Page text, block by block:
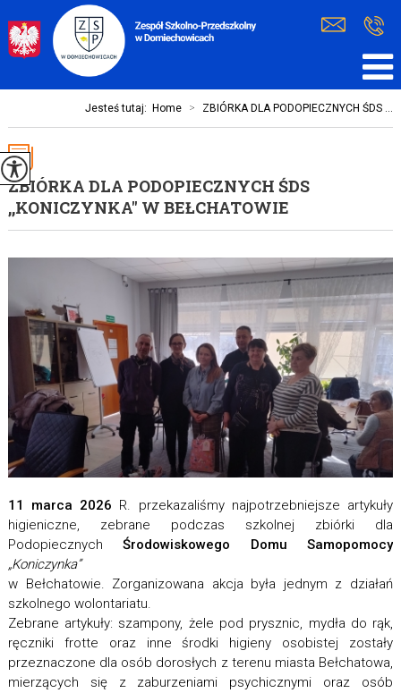
Jesteś tutaj: Home > ZBIÓRKA DLA PODOPIECZNYCH ŚDS ...
ZBIÓRKA DLA PODOPIECZNYCH ŚDS
,,KONICZYNKA'' W BEŁCHATOWIE
11 marca 2026 R. przekazaliśmy najpotrzebniejsze artykuły
higieniczne, zebrane podczas szkolnej zbiórki dla
PodopiecznychŚrodowiskowego Domu Samopomocy
„Koniczynka”
w Bełchatowie. Zorganizowana akcja była jednym z działań
szkolnego wolontariatu.
Zebrane artykuły: szampony, żele pod prysznic, mydła do rąk,
ręczniki frotte oraz inne środki higieny osobistej zostały
przeznaczone dla osób dorosłych z terenu miasta Bełchatowa,
mierzących się z zaburzeniami psychicznymi oraz osób